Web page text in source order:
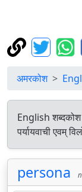
अमरकोश
English
पर्यायवाची एवम्
persona